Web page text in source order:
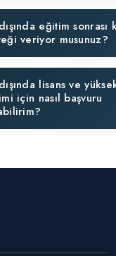
eğitim sonrası
veriyor musunuz?
lisans ve
için nasıl başvuru